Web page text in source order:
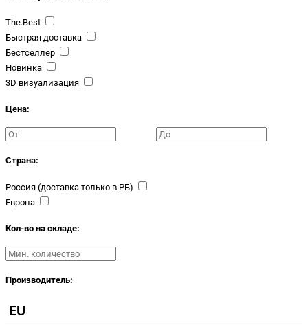
The.Best
Быстрая доставка
Бестселлер
Новинка
3D визуализация
Цена:
Страна:
Россия (доставка только в РБ)
Европа
Кол-во на складе:
Производитель:
EU